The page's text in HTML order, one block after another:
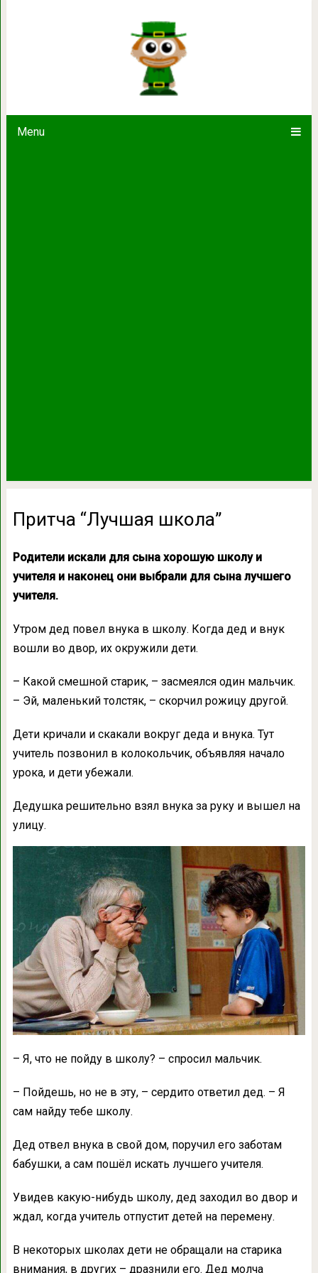
Menu
Притча “Лучшая школа”
Родители искали для сына хорошую школу и
учителя и наконец они выбрали для сына лучшего
учителя.
Утром дед повел внука в школу. Когда дед и внук
вошли во двор, их окружили дети.
– Какой смешной старик, – засмеялся один мальчик.
– Эй, маленький толстяк, – скорчил рожицу другой.
Дети кричали и скакали вокруг деда и внука. Тут
учитель позвонил в колокольчик, объявляя начало
урока, и дети убежали.
Дедушка решительно взял внука за руку и вышел на
улицу.
– Я, что не пойду в школу? – спросил мальчик.
– Пойдешь, но не в эту, – сердито ответил дед. – Я
сам найду тебе школу.
Дед отвел внука в свой дом, поручил его заботам
бабушки, а сам пошёл искать лучшего учителя.
Увидев какую-нибудь школу, дед заходил во двор и
ждал, когда учитель отпустит детей на перемену.
В некоторых школах дети не обращали на старика
внимания, в других – дразнили его. Дед молча